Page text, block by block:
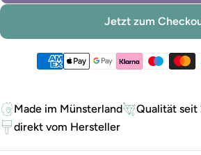
Jetzt zum
Zahlungsmethoden
Made im Münsterland
Qualität seit
direkt vom Hersteller